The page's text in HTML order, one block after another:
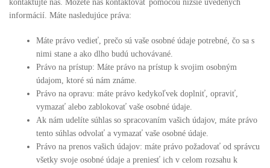
kontaktujte nás. Môžete nás kontaktovať pomocou nižšie uvedených
informácií. Máte nasledujúce práva:
Máte právo vedieť, prečo sú vaše osobné údaje potrebné, čo sa s
nimi stane a ako dlho budú uchovávané.
Právo na prístup: Máte právo na prístup k svojim osobným
údajom, ktoré sú nám známe.
Právo na opravu: máte právo kedykoľvek doplniť, opraviť,
vymazať alebo zablokovať vaše osobné údaje.
Ak nám udelíte súhlas so spracovaním vašich údajov, máte právo
tento súhlas odvolať a vymazať vaše osobné údaje.
Právo na prenos vašich údajov: máte právo požadovať od správcu
všetky svoje osobné údaje a preniesť ich v celom rozsahu k